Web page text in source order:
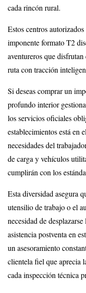
cada rincón rural.
Estos centros
imponente formato T2
aventureros que
ruta con tracción
Si deseas comprar un
profundo interior
los servicios oficiales
establecimientos está en
necesidades del
de carga y vehículos
cumplirán con los
Esta diversidad asegura
utensilio de trabajo o el
necesidad de
asistencia postventa en
un asesoramiento
clientela fiel que aprecia
cada inspección técnica